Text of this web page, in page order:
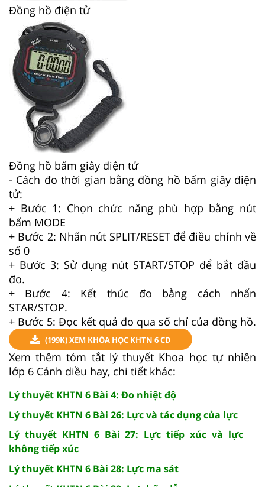
Đồng hồ điện tử
Đồng hồ bấm giây điện tử
- Cách đo thời gian bằng đồng hồ bấm giây điện
tử:
+ Bước 1: Chọn chức năng phù hợp bằng nút
bấm MODE
+ Bước 2: Nhấn nút SPLIT/RESET để điều chỉnh về
số 0
+ Bước 3: Sử dụng nút START/STOP để bắt đầu
đo.
+ Bước 4: Kết thúc đo bằng cách nhấn
STAR/STOP.
+ Bước 5: Đọc kết quả đo qua số chỉ của đồng hồ.
(199K) XEM KHÓA HỌC KHTN 6 CD
Xem thêm tóm tắt lý thuyết Khoa học tự nhiên
lớp 6 Cánh diều hay, chi tiết khác:
Lý thuyết KHTN 6 Bài 4: Đo nhiệt độ
Lý thuyết KHTN 6 Bài 26: Lực và tác dụng của lực
Lý thuyết KHTN 6 Bài 27: Lực tiếp xúc và lực
không tiếp xúc
Lý thuyết KHTN 6 Bài 28: Lực ma sát